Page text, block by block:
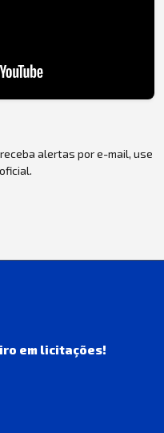
alertas por e-mail, use
em licitações!